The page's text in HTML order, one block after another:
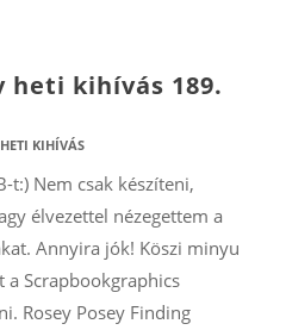
heti kihívás 189.
KIHÍVÁS
t:) Nem csak készíteni,
élvezettel nézegettem a
Annyira jók! Köszi minyu
Scrapbookgraphics
Rosey Posey Finding